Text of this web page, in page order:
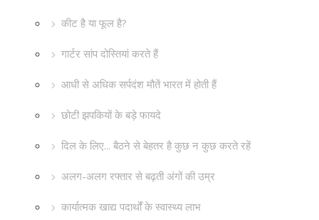
कीट है या फूल है?
गार्टर सांप दोस्तियां करते हैं
आधी से अधिक सर्पदंश मौतें भारत में होती हैं
छोटी झपकियों के बड़े फायदे
दिल के लिए... बैठने से बेहतर है कुछ न कुछ करते रहें
अलग-अलग रफ्तार से बढ़ती अंगों की उम्र
कार्यात्मक खाद्य पदार्थों के स्वास्थ्य लाभ